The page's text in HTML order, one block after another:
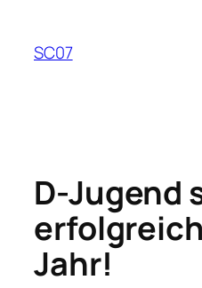
springen
SC07
D-Jugend
Jahr!